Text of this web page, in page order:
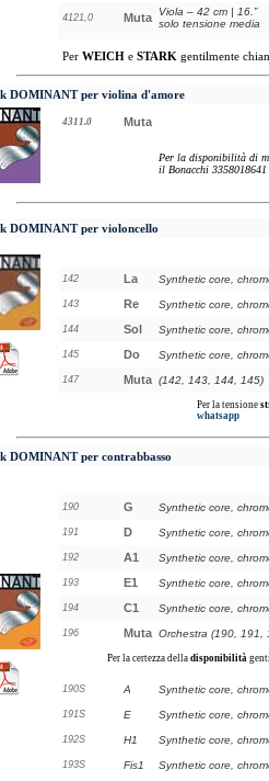
4121,0 Muta
Viola – 42 cm | 16.”
solo tensione media
Per WEICHe STARK gentilmente
DOMINANT per violina d'amore
4311.0 Muta
Per la disponibilità di
il Bonacchi 3358018641
DOMINANT per violoncello
142 La Synthetic core,
143 Re Synthetic core,
144 Sol Synthetic core,
145 Do Synthetic core,
147 Muta (142, 143, 144, 145)
Per la tensione
whatsapp
DOMINANT per contrabbasso
190 G Synthetic core,
191 D Synthetic core,
192 A1 Synthetic core,
193 E1 Synthetic core,
194 C1 Synthetic core,
196 Muta Orchestra (190, 191,
Per la certezza della disponibilità
190S A Synthetic core,
191S E Synthetic core,
192S H1 Synthetic core,
193S Fis1 Synthetic core,